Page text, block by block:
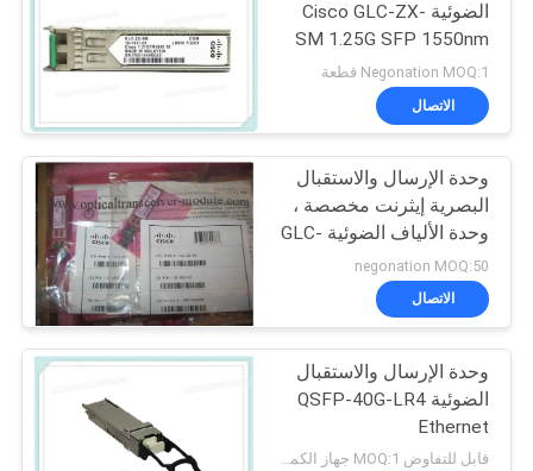
الضوئية Cisco GLC-ZX-
SM 1.25G SFP 1550nm
120km LC DDM
Negonation MOQ:1 قطعة
الاتصال
وحدة الإرسال والاستقبال
البصرية إيثرنت مخصصة ،
وحدة الألياف الضوئية GLC-
EX-SM
negonation MOQ:50
الاتصال
وحدة الإرسال والاستقبال
الضوئية QSFP-40G-LR4
Ethernet
قابل للتفاوض MOQ:1 جهاز الكمبيوتر